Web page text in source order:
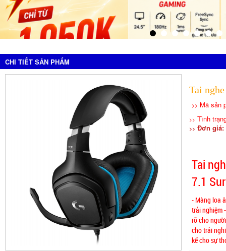
CHI TIẾT SẢN PHẨM
Tai
>> Mã sản
>> Tình
>> Đơn giá:
Tai
7.1
- Màng loa
trải nghiệm
rõ cho
cho trải
kế cho sự